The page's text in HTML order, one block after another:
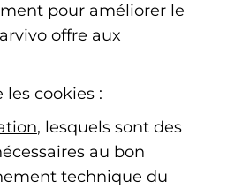
pour améliorer le
offre aux
les cookies :
, lesquels sont des
au bon
technique du